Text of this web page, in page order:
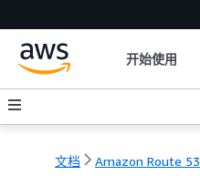
开始使用
文档 Amazon Route 53